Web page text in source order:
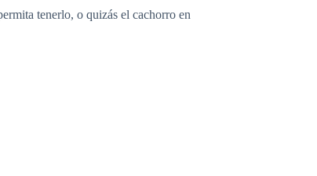
tenerlo, o quizás el cachorro en